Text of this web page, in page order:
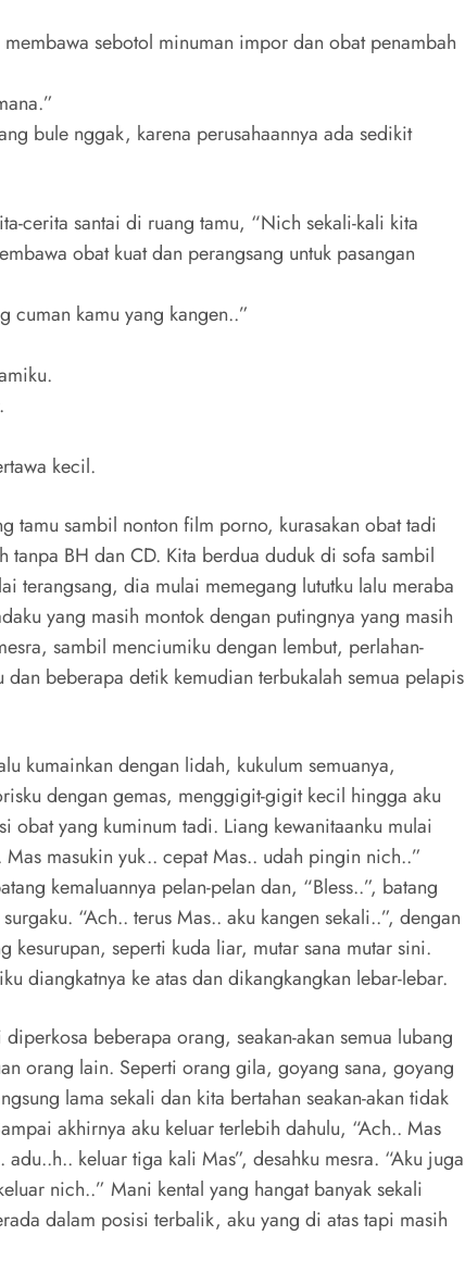
sebotol minuman impor dan obat penambah
bule nggak, karena perusahaannya ada sedikit
cerita santai di ruang tamu, “Nich sekali-kali kita
obat kuat dan perangsang untuk pasangan
cuman kamu yang kangen..”
kecil.
tamu sambil nonton film porno, kurasakan obat tadi
BH dan CD. Kita berdua duduk di sofa sambil
terangsang, dia mulai memegang lututku lalu meraba
yang masih montok dengan putingnya yang masih
sambil menciumiku dengan lembut, perlahan-
beberapa detik kemudian terbukalah semua pelapis
kumainkan dengan lidah, kukulum semuanya,
dengan gemas, menggigit-gigit kecil hingga aku
obat yang kuminum tadi. Liang kewanitaanku mulai
masukin yuk.. cepat Mas.. udah pingin nich..”
kemaluannya pelan-pelan dan, “Bless..”, batang
“Ach.. terus Mas.. aku kangen sekali..”, dengan
kesurupan, seperti kuda liar, mutar sana mutar sini.
diangkatnya ke atas dan dikangkangkan lebar-lebar.
beberapa orang, seakan-akan semua lubang
orang lain. Seperti orang gila, goyang sana, goyang
lama sekali dan kita bertahan seakan-akan tidak
akhirnya aku keluar terlebih dahulu, “Ach.. Mas
keluar tiga kali Mas”, desahku mesra. “Aku juga
nich..” Mani kental yang hangat banyak sekali
dalam posisi terbalik, aku yang di atas tapi masih